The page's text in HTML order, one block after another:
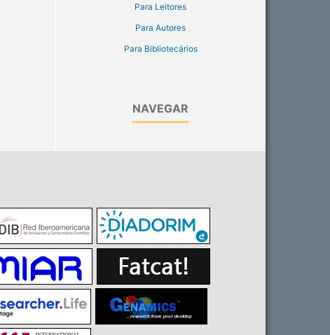
Para Leitores
Para Autores
Para Bibliotecários
NAVEGAR